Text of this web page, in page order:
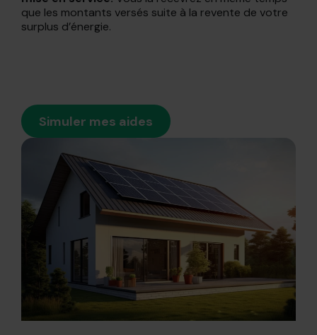
que les montants versés suite à la revente de votre
surplus d’énergie.
Simuler mes aides